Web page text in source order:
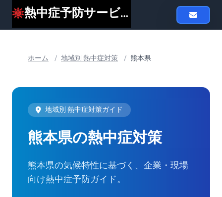
熱中症予防サービスheat119
ホーム / 地域別 熱中症対策 / 熊本県
地域別 熱中症対策ガイド
熊本県の熱中症対策
熊本県の気候特性に基づく、企業・現場
向け熱中症予防ガイド。